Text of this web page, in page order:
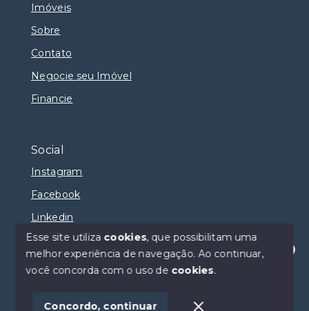
Olá! Estamos disponíveis para te ajudar.
Imóveis
Sobre
Contato
Negocie seu Imóvel
Financie
Social
Instagram
Facebook
Linkedin
© Copyright 2026 - Selma Sumaya Corretora - Todos
SITE PARA IMOBILIARIA
Esse site utiliza cookies, que possibilitam uma
melhor experiência de navegação.Ao continuar,
você concorda com o uso de cookies.
Concordo, continuar